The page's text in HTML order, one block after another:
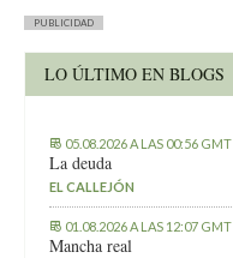
PUBLICIDAD
LO ÚLTIMO EN BLOGS
05.08.2026 A LAS 00:56 GMT
La deuda
EL CALLEJÓN
01.08.2026 A LAS 12:07 GMT
Mancha real